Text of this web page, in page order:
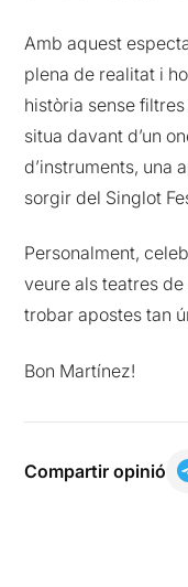
Amb aquest
plena de realitat i
història sense
situa davant d’un
d’instruments, una
sorgir del Singlot
Personalment,
veure als teatres
trobar apostes tan
Bon Martínez!
Compartir opinió